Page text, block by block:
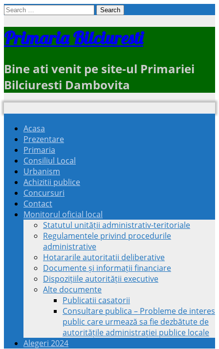
Search
Primaria Bilciuresti
Bine ati venit pe site-ul Primariei
Bilciuresti Dambovita
Acasa
Prezentare
Primaria
Consiliul Local
Urbanism
Achizitii publice
Concursuri
Contact
Monitorul oficial local
Statutul unității administrativ-teritoriale
Regulamentele privind procedurile
administrative
Hotararile autoritatii deliberative
Documente și informații financiare
Dispozițiile autorității executive
Alte documente
Publicatii casatorii
Consultare publica – Probleme de interes
public care urmează sa fie dezbătute de
autoritățile administrației publice locale
Alegeri 2024